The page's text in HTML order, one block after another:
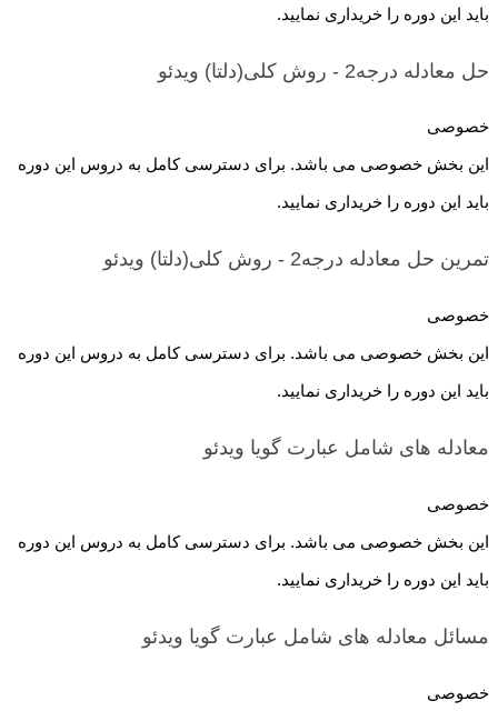
باید این دوره را خریداری نمایید.
حل معادله درجه2 - روش کلی(دلتا) ویدئو
خصوصی
این بخش خصوصی می باشد. برای دسترسی کامل به دروس این دوره
باید این دوره را خریداری نمایید.
تمرین حل معادله درجه2 - روش کلی(دلتا) ویدئو
خصوصی
این بخش خصوصی می باشد. برای دسترسی کامل به دروس این دوره
باید این دوره را خریداری نمایید.
معادله های شامل عبارت گویا ویدئو
خصوصی
این بخش خصوصی می باشد. برای دسترسی کامل به دروس این دوره
باید این دوره را خریداری نمایید.
مسائل معادله های شامل عبارت گویا ویدئو
خصوصی